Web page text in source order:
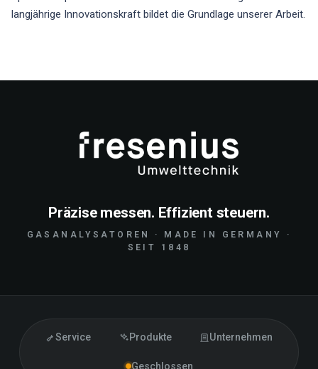
langjährige Innovationskraft bildet die Grundlage unserer Arbeit.
Präzise messen. Effizient steuern.
GASANALYSATOREN · MADE IN GERMANY ·
SEIT 1848
Service Produkte Unternehmen
Geschlossen